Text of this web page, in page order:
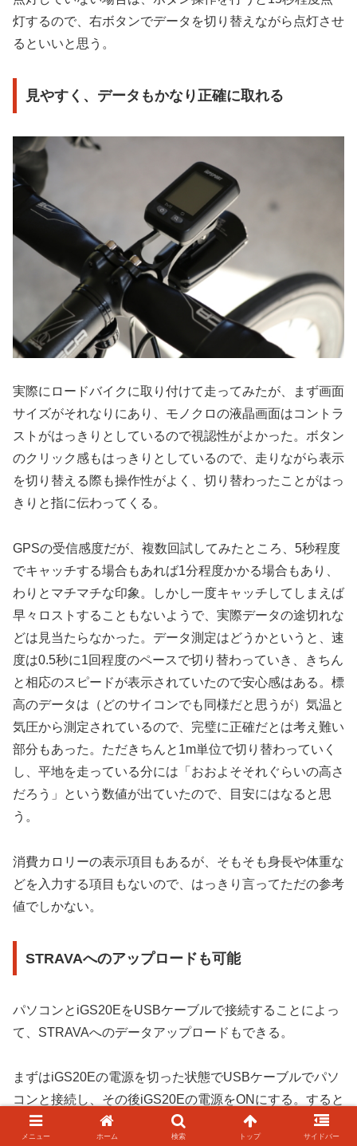
灯するので、右ボタンでデータを切り替えながら点灯させ
るといいと思う。
見やすく、データもかなり正確に取れる
実際にロードバイクに取り付けて走ってみたが、まず画面
サイズがそれなりにあり、モノクロの液晶画面はコントラ
ストがはっきりとしているので視認性がよかった。ボタン
のクリック感もはっきりとしているので、走りながら表示
を切り替える際も操作性がよく、切り替わったことがはっ
きりと指に伝わってくる。
GPSの受信感度だが、複数回試してみたところ、5秒程度
でキャッチする場合もあれば1分程度かかる場合もあり、
わりとマチマチな印象。しかし一度キャッチしてしまえば
早々ロストすることもないようで、実際データの途切れな
どは見当たらなかった。データ測定はどうかというと、速
度は0.5秒に1回程度のペースで切り替わっていき、きちん
と相応のスピードが表示されていたので安心感はある。標
高のデータは（どのサイコンでも同様だと思うが）気温と
気圧から測定されているので、完璧に正確だとは考え難い
部分もあった。ただきちんと1m単位で切り替わっていく
し、平地を走っている分には「おおよそそれぐらいの高さ
だろう」という数値が出ていたので、目安にはなると思
う。
消費カロリーの表示項目もあるが、そもそも身長や体重な
どを入力する項目もないので、はっきり言ってただの参考
値でしかない。
STRAVAへのアップロードも可能
パソコンとiGS20EをUSBケーブルで接続することによっ
て、STRAVAへのデータアップロードもできる。
まずはiGS20Eの電源を切った状態でUSBケーブルでパソ
コンと接続し、その後iGS20Eの電源をONにする。すると
パソコンでサイコンが認識される。
メニュー ホーム 検索 トップ サイドバー